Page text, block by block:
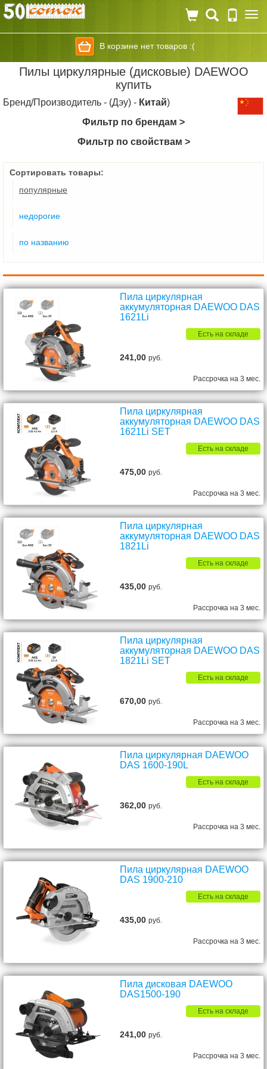
В корзине нет товаров :(
Пилы циркулярные (дисковые) DAEWOO
купить
Бренд/Производитель - (Дэу) - Китай)
Фильтр по брендам >
Фильтр по свойствам >
Сортировать товары:
популярные
недорогие
по названию
Пила циркулярная
аккумуляторная DAEWOO DAS
1621Li
Есть на складе
241,00руб.
Рассрочка на 3 мес.
Пила циркулярная
аккумуляторная DAEWOO DAS
1621Li SET
Есть на складе
475,00руб.
Рассрочка на 3 мес.
Пила циркулярная
аккумуляторная DAEWOO DAS
1821Li
Есть на складе
435,00руб.
Рассрочка на 3 мес.
Пила циркулярная
аккумуляторная DAEWOO DAS
1821Li SET
Есть на складе
670,00руб.
Рассрочка на 3 мес.
Пила циркулярная DAEWOO
DAS 1600-190L
Есть на складе
362,00руб.
Рассрочка на 3 мес.
Пила циркулярная DAEWOO
DAS 1900-210
Есть на складе
435,00руб.
Рассрочка на 3 мес.
Пила дисковая DAEWOO
DAS1500-190
Есть на складе
241,00руб.
Рассрочка на 3 мес.